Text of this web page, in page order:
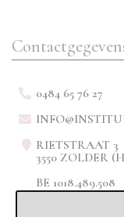
0484 65 76 27
RIETSTRAAT 3
3550 ZOLDER
BE 1018.489.508